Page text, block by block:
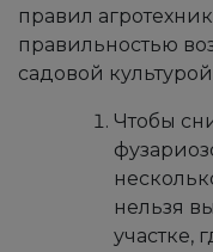
правил
правильностью
садовой
Чтобы
нельзя
участке,